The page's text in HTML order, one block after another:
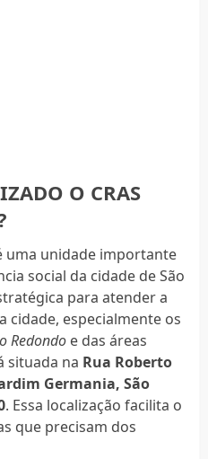
O CRAS
uma unidade importante
social da cidade de São
para atender a
cidade, especialmente os
Redondoe das áreas
situada na Rua Roberto
Germania, São
. Essa localização facilita o
que precisam dos